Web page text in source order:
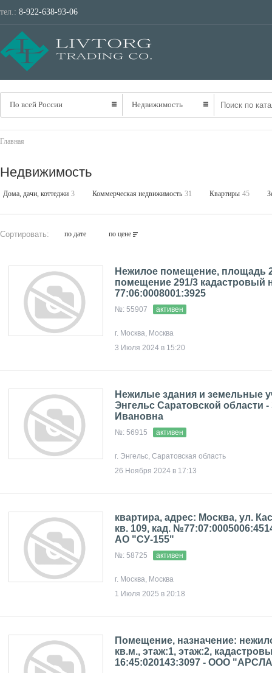
тел.: 8-922-638-93-06
По всей России Недвижимость
Главная
Недвижимость
Дома, дачи, коттеджи 3 Коммерческая недвижимость 31 Квартиры 45
Сортировать: по дате по цене
Нежилое помещение, площадь
помещение 291/3 кадастровый
77:06:0008001:3925
№: 55907 активен
г. Москва, Москва
3 Июля 2024 в 15:20
Нежилые здания и земельные
Энгельс Саратовской области
Ивановна
№: 56915 активен
г. Энгельс, Саратовская область
26 Ноября 2024 в 17:13
квартира, адрес: Москва, ул.
кв. 109, кад.
АО "СУ-155"
№: 58725 активен
г. Москва, Москва
1 Июля 2025 в 20:18
Помещение, назначение:
кв.м., этаж:1, этаж:2,
16:45:020143:3097 - ООО